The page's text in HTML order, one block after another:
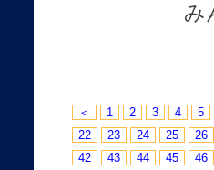
み
＜ 1 2 3 4
5
22
23 24 25
26
42
43 44 45
46